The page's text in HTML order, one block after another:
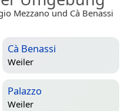
Mezzano und Cà Benassi
Cà Benassi
Weiler
Palazzo
Weiler